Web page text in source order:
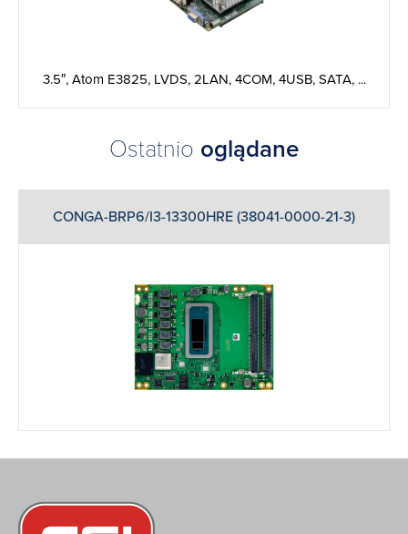
3.5″, Atom E3825, LVDS, 2LAN, 4COM, 4USB, SATA, ...
Ostatnio oglądane
CONGA-BRP6/I3-13300HRE (38041-0000-21-3)